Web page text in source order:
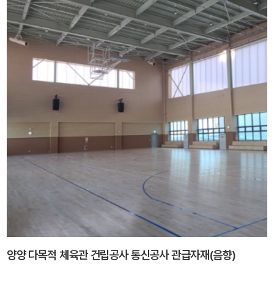
양양 다목적 체육관 건립공사 통신공사 관급자재(음향)